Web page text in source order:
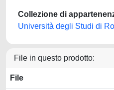
Collezione di
Università degli Studi di
File in questo prodotto:
File